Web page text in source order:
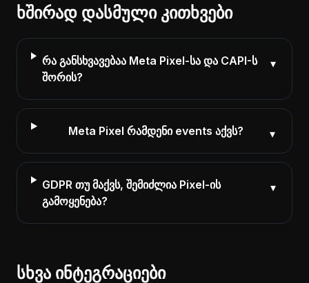
ხშირად დასმული კითხვები
რა განსხვავებაა Meta Pixel-სა და CAPI-ს
შორის?
▾
Meta Pixel რამდენი events აქვს? ▾
GDPR თუ მაქვს, შემიძლია Pixel-ის
გამოყენება?
▾
სხვა ინტეგრაციები